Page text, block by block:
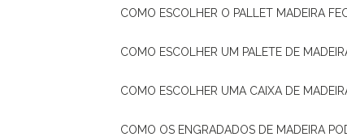
COMO ESCOLHER O PALLET MADEIRA
COMO ESCOLHER UM PALETE DE
COMO ESCOLHER UMA CAIXA DE
COMO OS ENGRADADOS DE MADEIRA